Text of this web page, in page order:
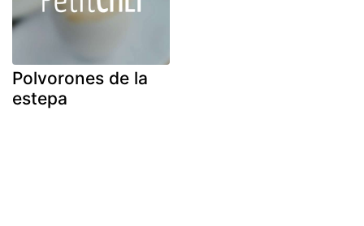
Polvorones de la
estepa